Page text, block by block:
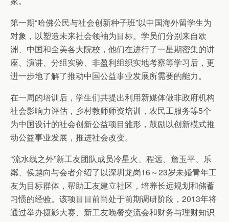
第一期“哈佛公民与社会创新种子班”以中国海外留学生为
对象，以塑造未来社会领袖为目标。学员们分别来自欧
洲、中国和全美各大院校，他们在进行了一星期密集的讲
座、演讲、分组实验、非盈利组织实地考察等学习后，更
进一步地了解了推动中国公益事业发展所需要的能力。
在一周的培训后，学生们共提出利用新媒体做非政府机构
社会影响力评估，乡村教师师资培训，农民工服务等5个
为中国设计的社会创新公益项目雏形，鼓励以创新模式推
动公益事业发展，推进社会改变。
“流水线之外”新工友团队成员冷星火、程远、詹玉平、乐
粼、侯越向与会者介绍了以深圳龙岗16～23岁未婚青年工
友为目标群体，帮助工友建立社区，培养长远规划和储蓄
习惯的经验。该项目目前尚处于前期调研阶段，2013年将
通过举办摄影大赛、新工友晚餐交流会和财务与理财知识